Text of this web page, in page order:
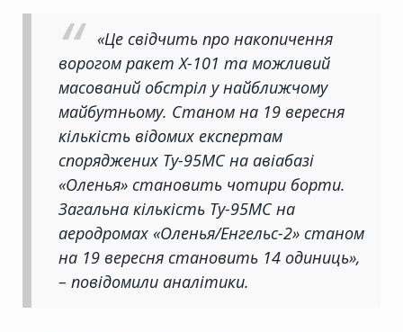
«Це свідчить про накопичення
ворогом ракет Х-101 та можливий
масований обстріл у найближчому
майбутньому. Станом на 19 вересня
кількість відомих експертам
споряджених Ту-95МС на авіабазі
«Оленья» становить чотири борти.
Загальна кількість Ту-95МС на
аеродромах «Оленья/Енгельс-2» станом
на 19 вересня становить 14 одиниць»,
– повідомили аналітики.